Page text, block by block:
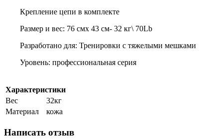
Крепление цепи в комплекте
Размер и вес: 76 смx 43 см- 32 кг\ 70Lb
Разработано для: Тренировки с тяжелыми мешками
Уровень: профессиональная серия
Характеристики
Вес
32кг
Материал
кожа
Написать отзыв